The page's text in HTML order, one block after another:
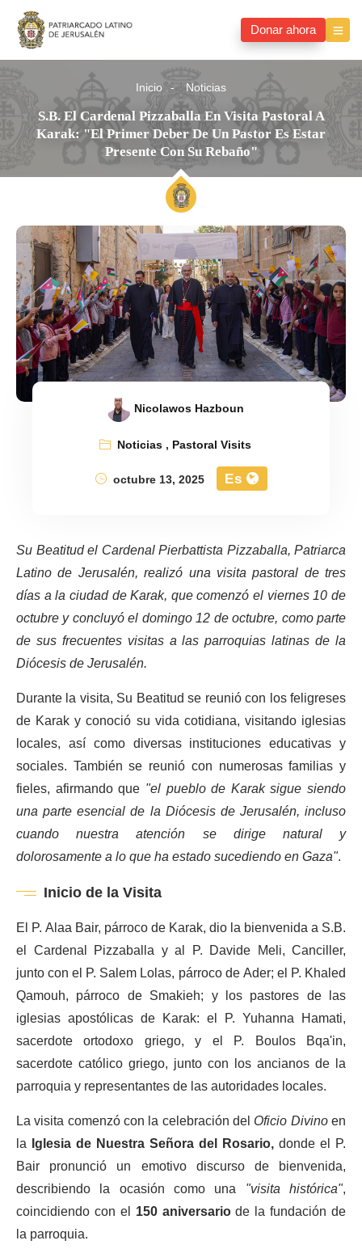
Donar ahora
Inicio Noticias
S.B. El Cardenal Pizzaballa En Visita Pastoral A
Karak: "El Primer Deber De Un Pastor Es Estar
Presente Con Su Rebaño"
Nicolawos Hazboun
Noticias, Pastoral Visits
octubre 13, 2025
Es
Su Beatitud el Cardenal Pierbattista Pizzaballa, Patriarca
Latino de Jerusalén, realizó una visita pastoral de tres
días a la ciudad de Karak, que comenzó el viernes 10 de
octubre y concluyó el domingo 12 de octubre, como parte
de sus frecuentes visitas a las parroquias latinas de la
Diócesis de Jerusalén.
Durante la visita, Su Beatitud se reunió con los feligreses
de Karak y conoció su vida cotidiana, visitando iglesias
locales, así como diversas instituciones educativas y
sociales. También se reunió con numerosas familias y
fieles, afirmando que "el pueblo de Karak sigue siendo
una parte esencial de la Diócesis de Jerusalén, incluso
cuando nuestra atención se dirige natural y
dolorosamente a lo que ha estado sucediendo en Gaza".
Inicio de la Visita
El P. Alaa Bair, párroco de Karak, dio la bienvenida a S.B.
el Cardenal Pizzaballa y al P. Davide Meli, Canciller,
junto con el P. Salem Lolas, párroco de Ader; el P. Khaled
Qamouh, párroco de Smakieh; y los pastores de las
iglesias apostólicas de Karak: el P. Yuhanna Hamati,
sacerdote ortodoxo griego, y el P. Boulos Bqa'in,
sacerdote católico griego, junto con los ancianos de la
parroquia y representantes de las autoridades locales.
La visita comenzó con la celebración delOficio Divinoen
la Iglesia de Nuestra Señora del Rosario,donde el P.
Bair pronunció un emotivo discurso de bienvenida,
describiendo la ocasión como una "visita histórica",
coincidiendo con el 150 aniversariode la fundación de
la parroquia.